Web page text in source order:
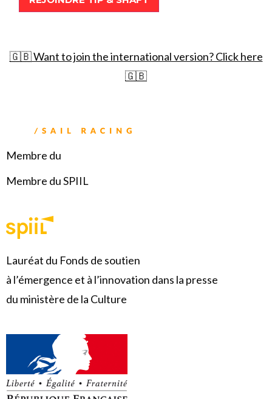
🇬🇧 Want to join the international version? Click here
🇬🇧
Membre du
Membre du SPIIL
Lauréat du Fonds de soutien
à l’émergence et à l’innovation dans la presse
du ministère de la Culture